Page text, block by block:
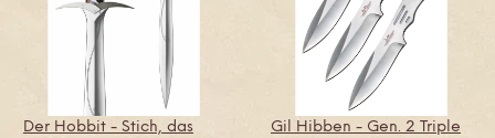
Der Hobbit - Stich, das
Gil Hibben - Gen. 2 Triple